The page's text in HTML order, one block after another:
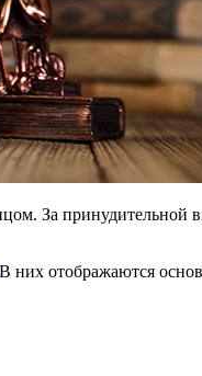
За принудительной
них отображаются